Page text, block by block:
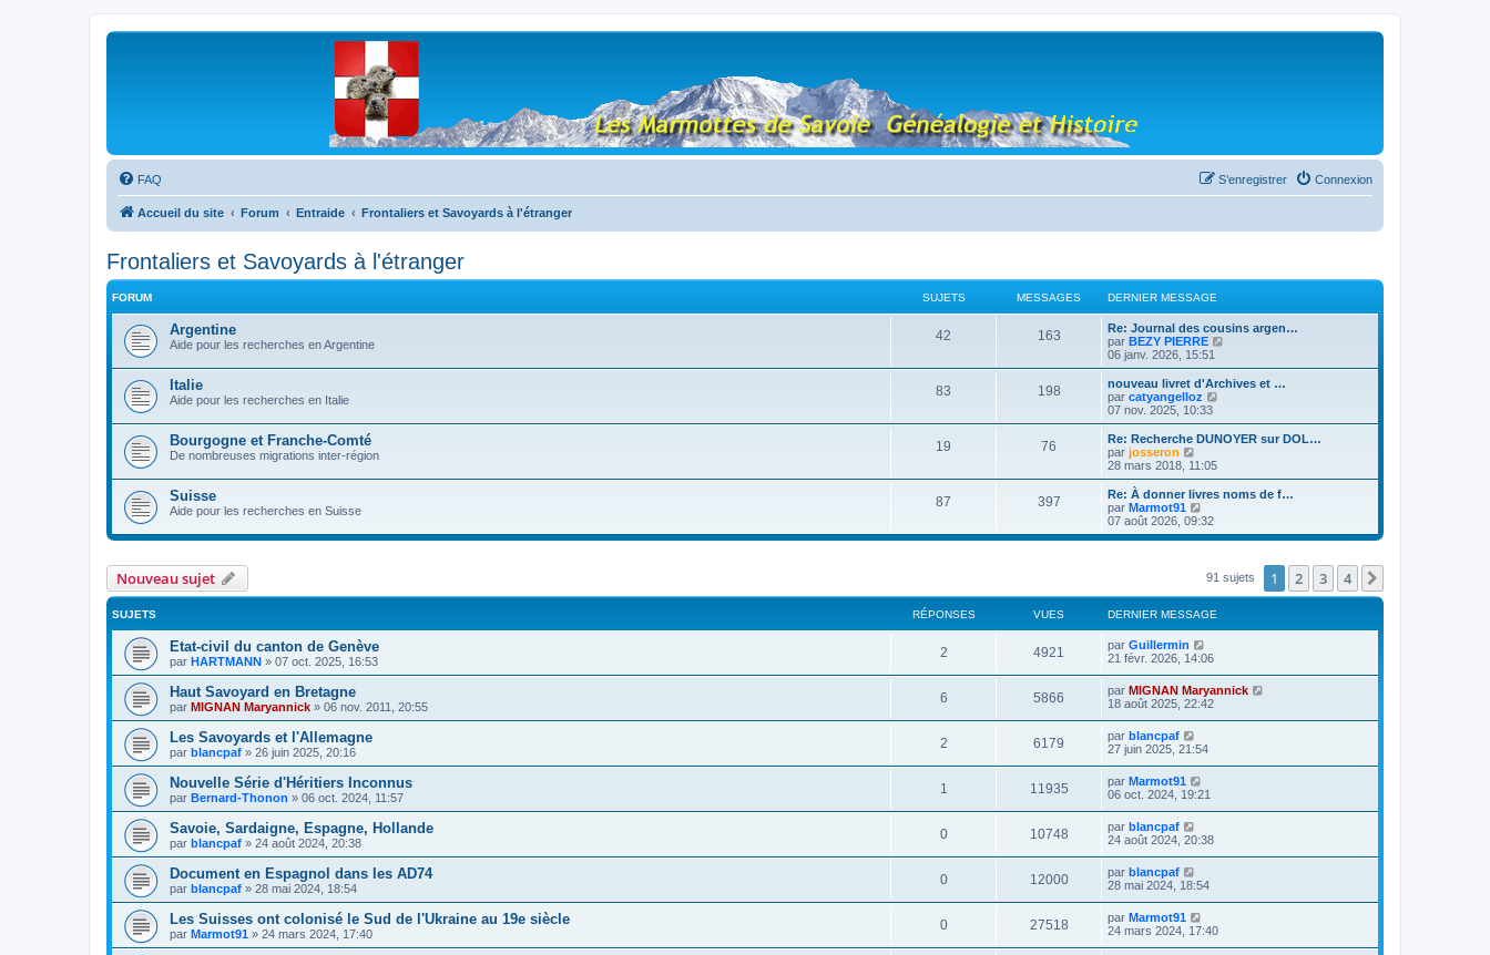
Les Marmottes de Savoie
FAQ Connexion
S’enregistrer
Accueil du site Forum Entraide Frontaliers et Savoyards à l'étranger
Frontaliers et Savoyards à l'étranger
FORUM SUJETS MESSAGES DERNIER MESSAGE
Argentine
Aide pour les recherches en Argentine
42 163
Re: Journal des cousins argen…
par BEZY PIERRE
i
r
e
r
r
s
g
06 janv. 2026, 15:51
Italie
Aide pour les recherches en Italie
83 198
nouveau livret d'Archives et …
par catyangelloz
i
r
r
e
e
s
g
07 nov. 2025, 10:33
Bourgogne et Franche-Comté
De nombreuses migrations inter-région
19 76
Re: Recherche DUNOYER sur DOL…
par josseron
o
i
r
l
e
e
e
r
s
s
a
g
e
28 mars 2018, 11:05
Suisse
Aide pour les recherches en Suisse
87 397
Re: À donner livres noms de f…
par Marmot91
o
i
e
d
e
r
i
e
r
m
e
s
s
g
07 août 2026, 09:32
Nouveau sujet 91 sujets 1 2 3 4
SUJETS RÉPONSES VUES DERNIER MESSAGE
Etat-civil du canton de Genève
par HARTMANN » 07 oct. 2025, 16:53
2 4921 par Guillermin
21 févr. 2026, 14:06
Haut Savoyard en Bretagne
par MIGNAN Maryannick » 06 nov. 2011, 20:55
6 5866 par MIGNAN Maryannick
18 août 2025, 22:42
Les Savoyards et l'Allemagne
par blancpaf » 26 juin 2025, 20:16
2 6179 par blancpaf
27 juin 2025, 21:54
Nouvelle Série d'Héritiers Inconnus
par Bernard-Thonon » 06 oct. 2024, 11:57
1 11935 par Marmot91
06 oct. 2024, 19:21
Savoie, Sardaigne, Espagne, Hollande
par blancpaf » 24 août 2024, 20:38
0 10748 par blancpaf
24 août 2024, 20:38
Document en Espagnol dans les AD74
par blancpaf » 28 mai 2024, 18:54
0 12000 par blancpaf
28 mai 2024, 18:54
Les Suisses ont colonisé le Sud de l'Ukraine au 19e siècle
par Marmot91 » 24 mars 2024, 17:40
0 27518 par Marmot91
24 mars 2024, 17:40